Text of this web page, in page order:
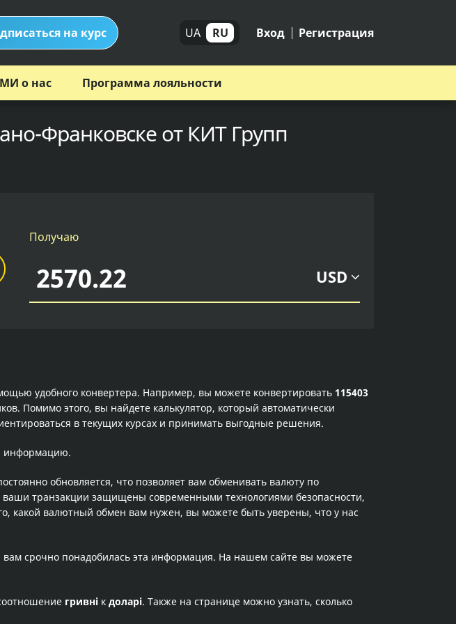
на курс UA RU Вход Регистрация
о нас Программа лояльности
Франковске от КИТ Групп
Получаю
USD
удобного конвертера. Например, вы можете конвертировать 115403
Помимо этого, вы найдете калькулятор, который автоматически
в текущих курсах и принимать выгодные решения.
информацию.
обновляется, что позволяет вам обменивать валюту по
транзакции защищены современными технологиями безопасности,
какой валютный обмен вам нужен, вы можете быть уверены, что у нас
вам срочно понадобилась эта информация. На нашем сайте вы можете
гривні к доларі. Также на странице можно узнать, сколько